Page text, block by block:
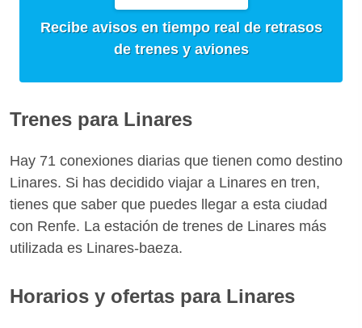
Recibe avisos en tiempo real de retrasos
de trenes y aviones
Trenes para Linares
Hay 71 conexiones diarias que tienen como destino
Linares. Si has decidido viajar a Linares en tren,
tienes que saber que puedes llegar a esta ciudad
con Renfe. La estación de trenes de Linares más
utilizada es Linares-baeza.
Horarios y ofertas para Linares